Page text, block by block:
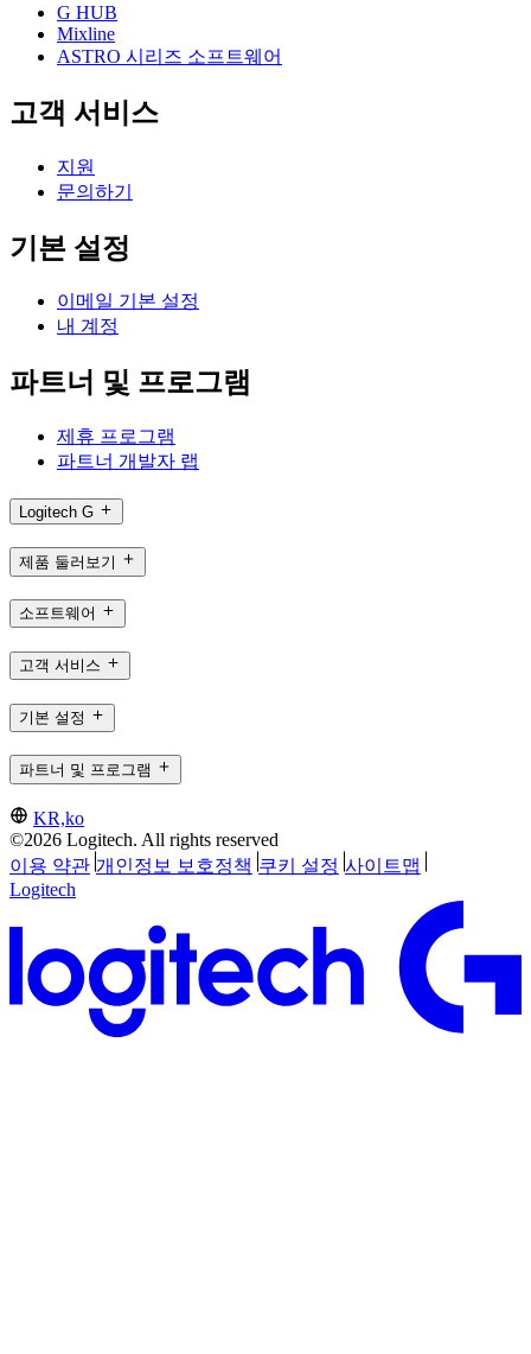
G HUB
Mixline
ASTRO 시리즈 소프트웨어
고객 서비스
지원
문의하기
기본 설정
이메일 기본 설정
내 계정
파트너 및 프로그램
제휴 프로그램
파트너 개발자 랩
Logitech G
제품 둘러보기
소프트웨어
고객 서비스
기본 설정
파트너 및 프로그램
KR,ko
©2026 Logitech. All rights reserved
이용 약관 개인정보 보호정책 쿠키 설정 사이트맵
Logitech